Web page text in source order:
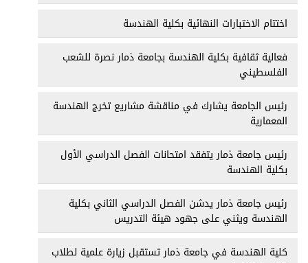
اختتام الاختبارات النهائية بكلية الهندسة
فعالية ثقافية بكلية الهندسة بجامعة ذمار نصرة للشعب
الفلسطيني
رئيس الجامعة يشارك في مناقشة مشاريع تخرج الهندسة
المعمارية
رئيس جامعة ذمار يتفقد امتحانات الفصل الدراسي الأول
بكلية الهندسة
رئيس جامعة ذمار يدشن الفصل الدراسي الثاني بكلية
الهندسة ويثني على جهود هيئة التدريس
كلية الهندسة في جامعة ذمار تستقبل زيارة علمية لطلاب